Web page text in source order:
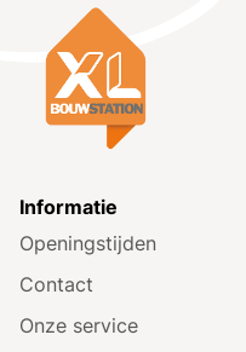
Informatie
Openingstijden
Contact
Onze service